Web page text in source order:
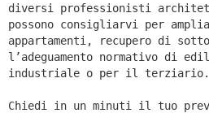
diversi professionisti
possono consigliarvi per
appartamenti, recupero di
l’adeguamento normativo di
industriale o per il terziario.
Chiedi in un minuti il tuo